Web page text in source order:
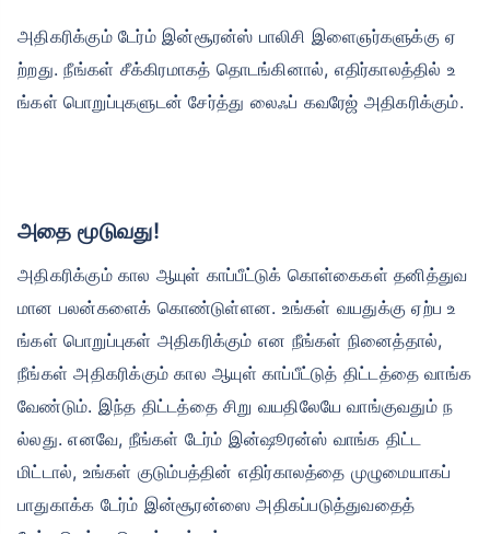
அதிகரிக்கும் டேர்ம் இன்சூரன்ஸ் பாலிசி இளைஞர்களுக்கு ஏ
ற்றது. நீங்கள் சீக்கிரமாகத் தொடங்கினால், எதிர்காலத்தில் உ
ங்கள் பொறுப்புகளுடன் சேர்த்து லைஃப் கவரேஜ் அதிகரிக்கும்.
அதை மூடுவது!
அதிகரிக்கும் கால ஆயுள் காப்பீட்டுக் கொள்கைகள் தனித்துவ
மான பலன்களைக் கொண்டுள்ளன. உங்கள் வயதுக்கு ஏற்ப உ
ங்கள் பொறுப்புகள் அதிகரிக்கும் என நீங்கள் நினைத்தால்,
நீங்கள் அதிகரிக்கும் கால ஆயுள் காப்பீட்டுத் திட்டத்தை வாங்க
வேண்டும். இந்த திட்டத்தை சிறு வயதிலேயே வாங்குவதும் ந
ல்லது. எனவே, நீங்கள் டேர்ம் இன்ஷூரன்ஸ் வாங்க திட்ட
மிட்டால், உங்கள் குடும்பத்தின் எதிர்காலத்தை முழுமையாகப்
பாதுகாக்க டேர்ம் இன்சூரன்ஸை அதிகப்படுத்துவதைத்